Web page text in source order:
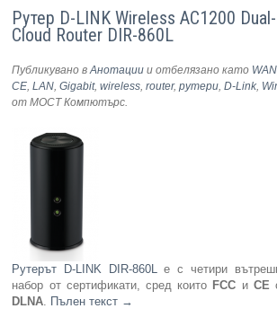
Рутер D-LINK Wireless AC1200
Cloud Router DIR-860L
Публикувано вАнотации и отбелязано като WAN
CE,LAN,Gigabit,wireless,router,рутери,D-Link,
от МОСТ Компютърс.
Рутерът D-LINK DIR-860Lе с четири
набор от сертификати, сред които FCC и CE
DLNA. Пълен текст →